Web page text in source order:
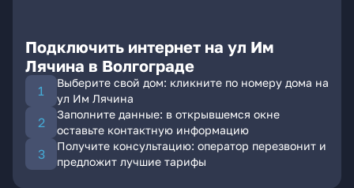
Подключить интернет на ул Им
Лячина в Волгограде
Выберите свой дом: кликните по номеру дома на
ул Им Лячина
Заполните данные: в открывшемся окне
оставьте контактную информацию
Получите консультацию: оператор перезвонит и
предложит лучшие тарифы